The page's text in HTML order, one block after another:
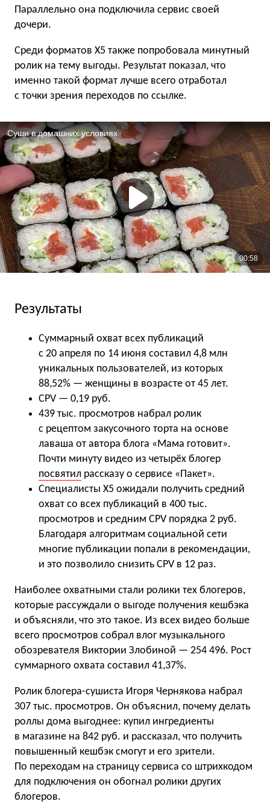
Параллельно она подключила сервис своей
дочери.
Среди форматов X5 также попробовала минутный
ролик на тему выгоды. Результат показал, что
именно такой формат лучше всего отработал
с точки зрения переходов по ссылке.
Результаты
Суммарный охват всех публикаций
с 20 апреля по 14 июня составил 4,8 млн
уникальных пользователей, из которых
88,52% — женщины в возрасте от 45 лет.
CPV — 0,19 руб.
439 тыс. просмотров набрал ролик
с рецептом закусочного торта на основе
лаваша от автора блога «Мама готовит».
Почти минуту видео из четырёх блогер
посвятил рассказу о сервисе «Пакет».
Специалисты X5 ожидали получить средний
охват со всех публикаций в 400 тыс.
просмотров и средним CPV порядка 2 руб.
Благодаря алгоритмам социальной сети
многие публикации попали в рекомендации,
и это позволило снизить CPV в 12 раз.
Наиболее охватными стали ролики тех блогеров,
которые рассуждали о выгоде получения кешбэка
и объясняли, что это такое. Из всех видео больше
всего просмотров собрал влог музыкального
обозревателя Виктории Злобиной — 254 496. Рост
суммарного охвата составил 41,37%.
Ролик блогера-сушиста Игоря Чернякова набрал
307 тыс. просмотров. Он объяснил, почему делать
роллы дома выгоднее: купил ингредиенты
в магазине на 842 руб. и рассказал, что получить
повышенный кешбэк смогут и его зрители.
По переходам на страницу сервиса со штрихкодом
для подключения он обогнал ролики других
блогеров.